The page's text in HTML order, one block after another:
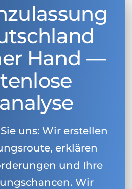
Hand —
uns: Wir erstellen
erklären
und Ihre
Wir